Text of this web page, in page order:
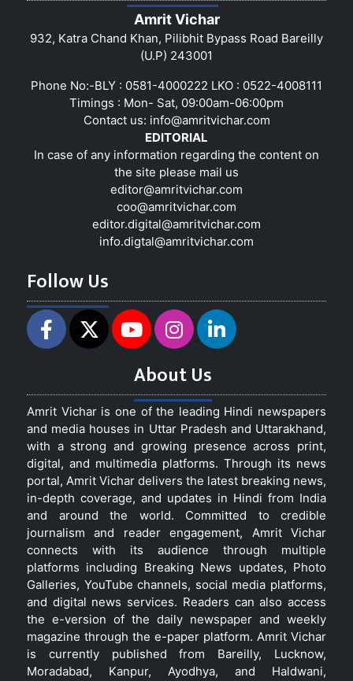
Amrit Vichar
932, Katra Chand Khan, Pilibhit Bypass Road Bareilly
(U.P) 243001
Phone No:-BLY : 0581-4000222 LKO : 0522-4008111
Timings : Mon- Sat, 09:00am-06:00pm
Contact us: info@amritvichar.com
EDITORIAL
In case of any information regarding the content on
the site please mail us
editor@amritvichar.com
coo@amritvichar.com
editor.digital@amritvichar.com
info.digtal@amritvichar.com
Follow Us
About Us
Amrit Vichar is one of the leading Hindi newspapers
and media houses in Uttar Pradesh and Uttarakhand,
with a strong and growing presence across print,
digital, and multimedia platforms. Through its news
portal, Amrit Vichar delivers the latest breaking news,
in-depth coverage, and updates in Hindi from India
and around the world. Committed to credible
journalism and reader engagement, Amrit Vichar
connects with its audience through multiple
platforms including Breaking News updates, Photo
Galleries, YouTube channels, social media platforms,
and digital news services. Readers can also access
the e-version of the daily newspaper and weekly
magazine through the e-paper platform. Amrit Vichar
is currently published from Bareilly, Lucknow,
Moradabad, Kanpur, Ayodhya, and Haldwani,